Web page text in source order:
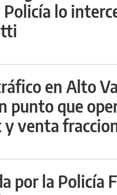
Policía lo
en Alto
punto que
y venta
por la Policía